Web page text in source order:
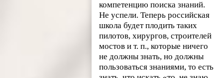
компетенцию поиска знаний.
Не успели. Теперь российская
школа будет плодить таких
пилотов, хирургов, строителей
мостов и т. п., которые ничего
не должны знать, но должны
пользоваться знаниями, то есть